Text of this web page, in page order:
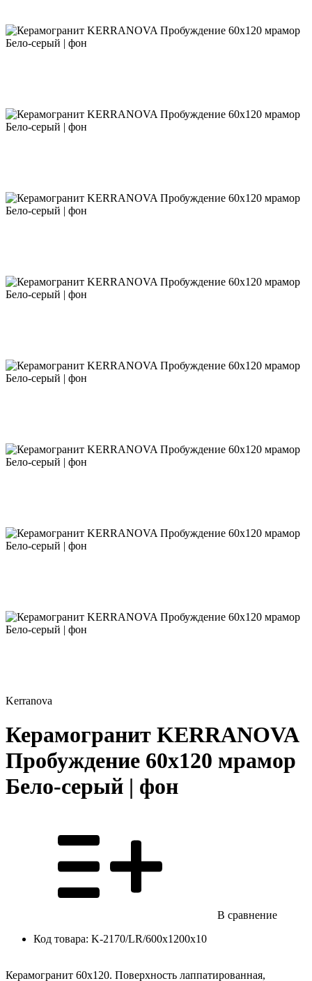
Kerranova
Керамогранит KERRANOVA
Пробуждение 60х120 мрамор
Бело-серый | фон
В сравнение
Код товара: K-2170/LR/600x1200x10
Керамогранит 60x120. Поверхность лаппатированная,